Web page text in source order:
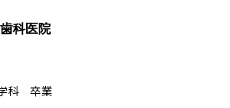
科医院
科 卒業